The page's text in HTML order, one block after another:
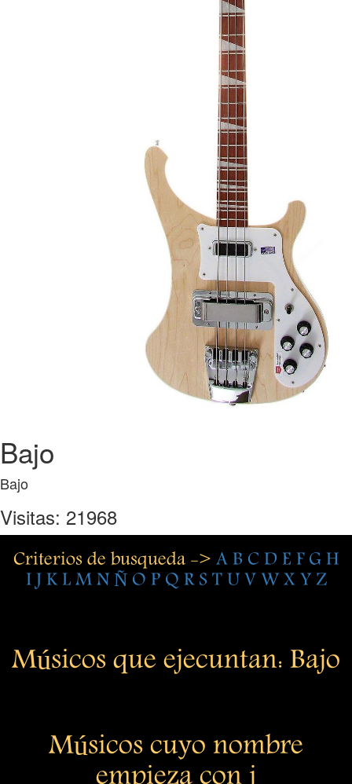
Bajo
Bajo
Visitas: 21968
Criterios de busqueda -> A B C D E F G H
I J K L M N Ñ O P Q R S T U V W X Y Z
Músicos que ejecuntan: Bajo
Músicos cuyo nombre